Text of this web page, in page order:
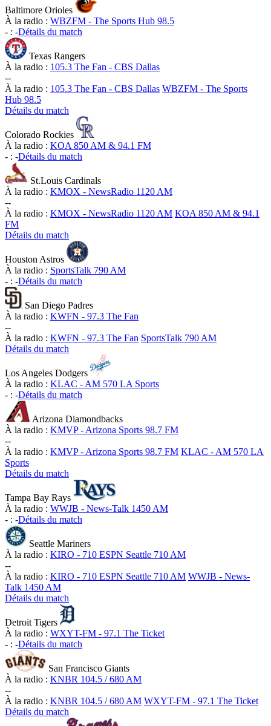
Baltimore Orioles
À la radio : WBZFM - The Sports Hub 98.5
- : -Détails du match
Texas Rangers
À la radio : 105.3 The Fan - CBS Dallas
--
À la radio : 105.3 The Fan - CBS Dallas WBZFM - The Sports
Hub 98.5
Détails du match
Colorado Rockies
À la radio : KOA 850 AM & 94.1 FM
- : -Détails du match
St.Louis Cardinals
À la radio : KMOX - NewsRadio 1120 AM
--
À la radio : KMOX - NewsRadio 1120 AM KOA 850 AM & 94.1
FM
Détails du match
Houston Astros
À la radio : SportsTalk 790 AM
- : -Détails du match
San Diego Padres
À la radio : KWFN - 97.3 The Fan
--
À la radio : KWFN - 97.3 The Fan SportsTalk 790 AM
Détails du match
Los Angeles Dodgers
À la radio : KLAC - AM 570 LA Sports
- : -Détails du match
Arizona Diamondbacks
À la radio : KMVP - Arizona Sports 98.7 FM
--
À la radio : KMVP - Arizona Sports 98.7 FM KLAC - AM 570 LA
Sports
Détails du match
Tampa Bay Rays
À la radio : WWJB - News-Talk 1450 AM
- : -Détails du match
Seattle Mariners
À la radio : KIRO - 710 ESPN Seattle 710 AM
--
À la radio : KIRO - 710 ESPN Seattle 710 AM WWJB - News-
Talk 1450 AM
Détails du match
Detroit Tigers
À la radio : WXYT-FM - 97.1 The Ticket
- : -Détails du match
San Francisco Giants
À la radio : KNBR 104.5 / 680 AM
--
À la radio : KNBR 104.5 / 680 AM WXYT-FM - 97.1 The Ticket
Détails du match